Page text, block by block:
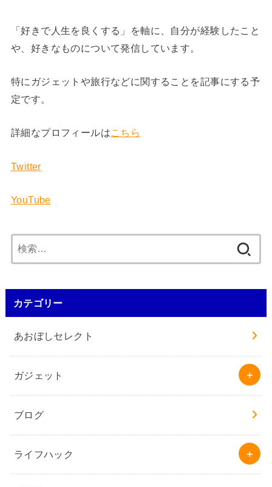
「好きで人生を良くする」を軸に、自分が経験したこと
や、好きなものについて発信しています。
特にガジェットや旅行などに関することを記事にする予
定です。
詳細なプロフィールはこちら
Twitter
YouTube
索:
カテゴリー
あおぼしセレクト
ガジェット
ブログ
ライフハック